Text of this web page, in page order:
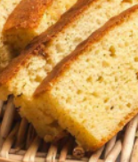
Εύκολη 0:35